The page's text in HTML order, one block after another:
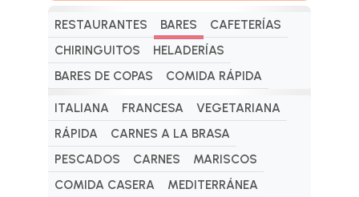
RESTAURANTES BARES
CAFETERÍAS
CHIRINGUITOS
HELADERÍAS
BARES DE COPAS
COMIDA RÁPIDA
ITALIANA FRANCESA
VEGETARIANA
RÁPIDA
CARNES A LA BRASA
PESCADOS
CARNES
MARISCOS
COMIDA CASERA
MEDITERRÁNEA